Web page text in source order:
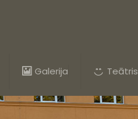
Galerija Teātris